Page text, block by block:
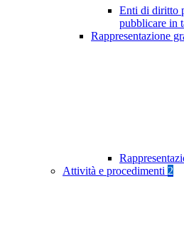
Enti di diritto
pubblicare in
Rappresentazione
Attività e procedimenti 2